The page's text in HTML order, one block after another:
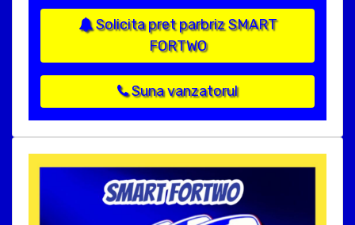
Solicita pret parbriz SMART
FORTWO
Suna vanzatorul